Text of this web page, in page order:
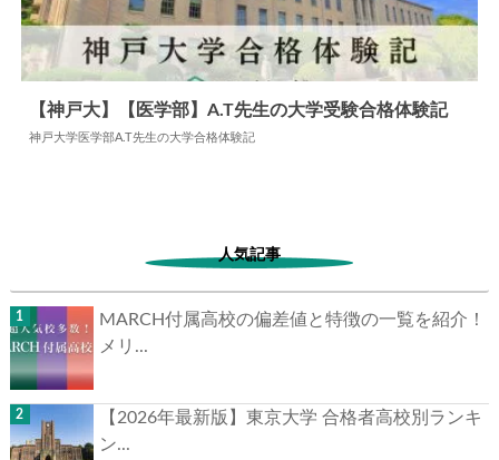
【神戸大】【医学部】A.T先生の大学受験合格体験記
神戸大学医学部A.T先生の大学合格体験記
人気記事
MARCH付属高校の偏差値と特徴の一覧を紹介！
メリ...
【2026年最新版】東京大学 合格者高校別ランキ
ン...